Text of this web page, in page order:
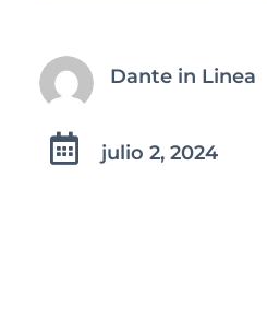
Dante in Linea
 julio 2, 2024